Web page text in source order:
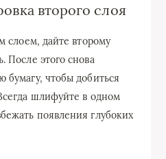
второго слоя
слоем, дайте второму
После этого снова
бумагу, чтобы добиться
шлифуйте в одном
появления глубоких